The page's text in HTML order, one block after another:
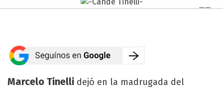
Marcelo Tinelli dejó en la madrugada del